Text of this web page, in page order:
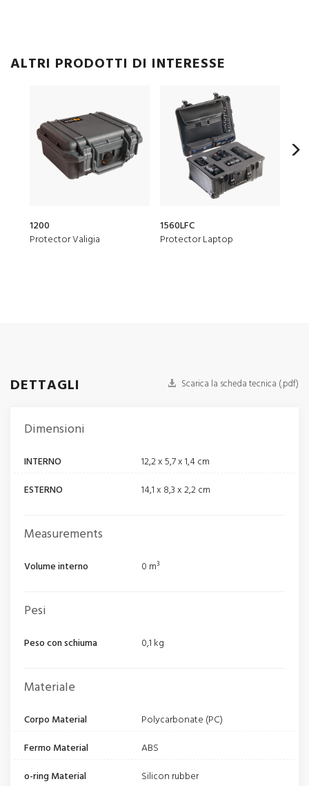
ALTRI PRODOTTI DI INTERESSE
1200
Protector Valigia
1560LFC
Protector Laptop
DETTAGLI Scarica la scheda tecnica (.pdf)
Dimensioni
INTERNO
12,2 x 5,7 x 1,4 cm
ESTERNO
14,1 x 8,3 x 2,2 cm
Measurements
Volume interno 0 m³
Pesi
Peso con schiuma 0,1 kg
Materiale
Corpo Material
Polycarbonate (PC)
Fermo Material
ABS
o-ring Material
Silicon rubber